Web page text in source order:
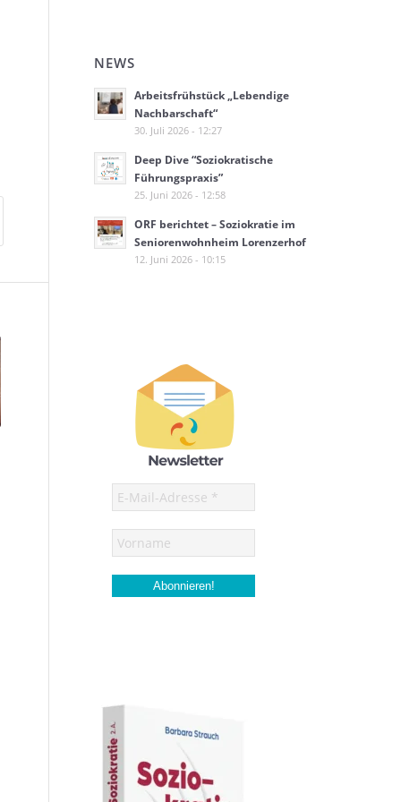
NEWS
Arbeitsfrühstück „Lebendige
Nachbarschaft“
30. Juli 2026 - 12:27
Deep Dive “Soziokratische
Führungspraxis”
25. Juni 2026 - 12:58
ORF berichtet – Soziokratie im
Seniorenwohnheim Lorenzerhof
12. Juni 2026 - 10:15